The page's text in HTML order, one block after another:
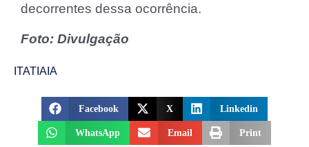
decorrentes dessa ocorrência.
Foto: Divulgação
ITATIAIA
Facebook X Linkedin
WhatsApp Email Print